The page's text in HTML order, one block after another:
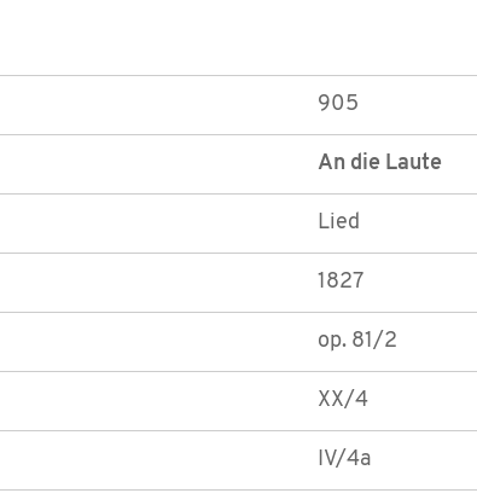
905
An die Laute
Lied
1827
op. 81/2
XX/4
IV/4a